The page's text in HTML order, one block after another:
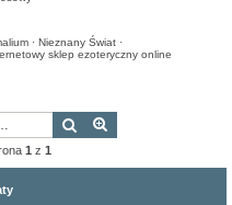
· Nieznany Świat·
sklep ezoteryczny online
Szukaj
1 z 1